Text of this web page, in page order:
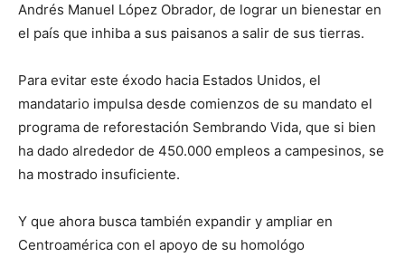
Andrés Manuel López Obrador, de lograr un bienestar en
el país que inhiba a sus paisanos a salir de sus tierras.
Para evitar este éxodo hacia Estados Unidos, el
mandatario impulsa desde comienzos de su mandato el
programa de reforestación Sembrando Vida, que si bien
ha dado alrededor de 450.000 empleos a campesinos, se
ha mostrado insuficiente.
Y que ahora busca también expandir y ampliar en
Centroamérica con el apoyo de su homológo